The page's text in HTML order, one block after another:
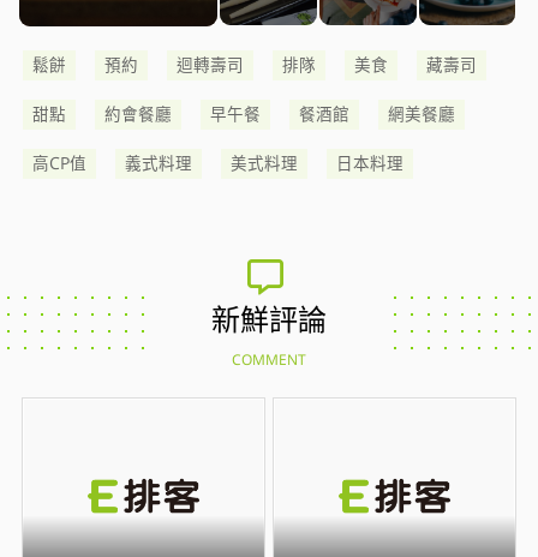
鬆餅 預約 迴轉壽司 排隊 美食 藏壽司
甜點 約會餐廳 早午餐 餐酒館 網美餐廳
高CP值 義式料理 美式料理 日本料理
新鮮評論
COMMENT